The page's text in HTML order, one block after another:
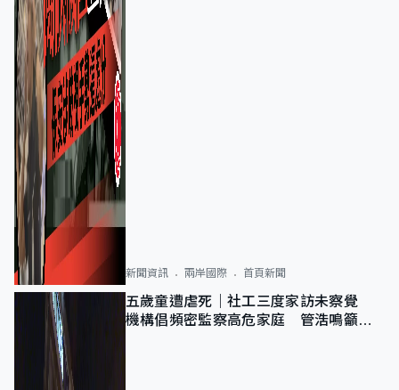
新聞資訊 兩岸國際 首頁新聞
五歲童遭虐死｜社工三度家訪未察覺
機構倡頻密監察高危家庭 管浩鳴籲加